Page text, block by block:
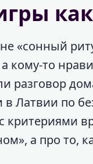
«сонный
кому-то
разговор
Латвии по
критериями
а про то,